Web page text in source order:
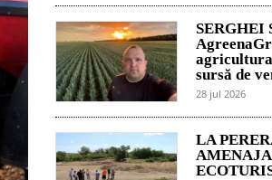
SERGHEI
sursă de
28 jul 2026
LA